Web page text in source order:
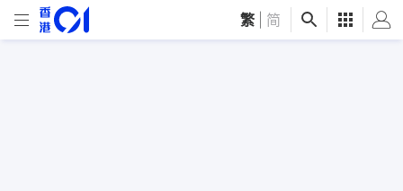
繁 简